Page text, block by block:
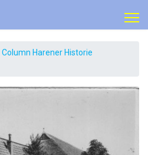
Column Harener Historie